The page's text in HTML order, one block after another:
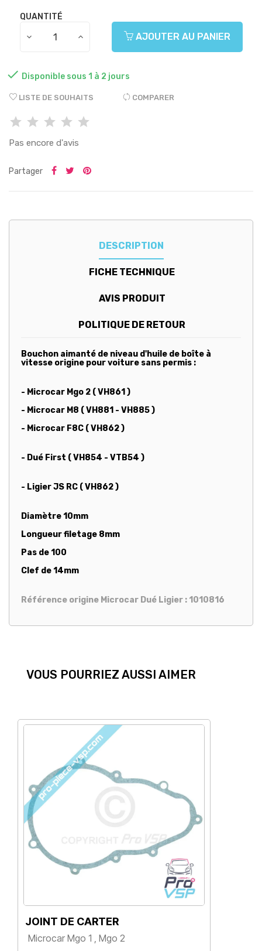
QUANTITÉ
AJOUTER AU PANIER
 Disponible sous 1 à 2 jours
LISTE DE SOUHAITS COMPARER
Pas encore d'avis
Partager
DESCRIPTION
FICHE TECHNIQUE
AVIS PRODUIT
POLITIQUE DE RETOUR
Bouchon aimanté de niveau d'huile de boîte à
vitesse origine pour voiture sans permis :
- Microcar Mgo 2 ( VH861 )
- Microcar M8 ( VH881 - VH885 )
- Microcar F8C ( VH862 )
- Dué First ( VH854 - VTB54 )
- Ligier JS RC ( VH862 )
Diamètre 10mm
Longueur filetage 8mm
Pas de 100
Clef de 14mm
Référence origine Microcar Dué Ligier : 1010816
VOUS POURRIEZ AUSSI AIMER
JOINT DE CARTER
Microcar Mgo 1 , Mgo 2